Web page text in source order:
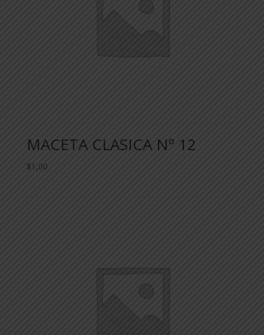
MACETA CLASICA Nº 12
$1,00